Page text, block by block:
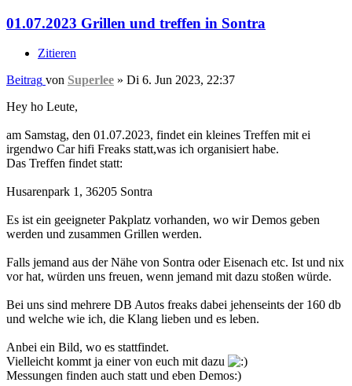
01.07.2023 Grillen und treffen in Sontra
Zitieren
Beitrag von Superlee » Di 6. Jun 2023, 22:37
Hey ho Leute,
am Samstag, den 01.07.2023, findet ein kleines Treffen mit ei
irgendwo Car hifi Freaks statt,was ich organisiert habe.
Das Treffen findet statt:
Husarenpark 1, 36205 Sontra
Es ist ein geeigneter Pakplatz vorhanden, wo wir Demos geben
werden und zusammen Grillen werden.
Falls jemand aus der Nähe von Sontra oder Eisenach etc. Ist und nix
vor hat, würden uns freuen, wenn jemand mit dazu stoßen würde.
Bei uns sind mehrere DB Autos freaks dabei jehenseints der 160 db
und welche wie ich, die Klang lieben und es leben.
Anbei ein Bild, wo es stattfindet.
Vielleicht kommt ja einer von euch mit dazu
Messungen finden auch statt und eben Demos:)